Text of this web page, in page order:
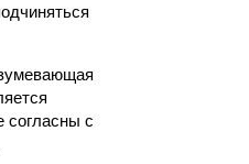
согласны с